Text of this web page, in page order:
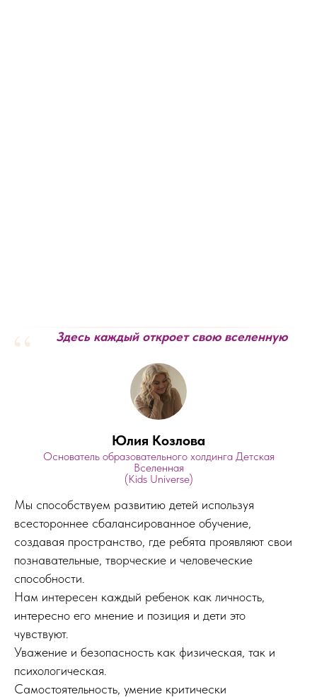
“ Здесь каждый откроет свою вселенную
Юлия Козлова
Основатель образовательного холдинга Детская
Вселенная
(Kids Universe)
Мы способствуем развитию детей используя
всестороннее сбалансированное обучение,
создавая пространство, где ребята проявляют свои
познавательные, творческие и человеческие
способности.
Нам интересен каждый ребенок как личность,
интересно его мнение и позиция и дети это
чувствуют.
Уважение и безопасность как физическая, так и
психологическая.
Самостоятельность, умение критически